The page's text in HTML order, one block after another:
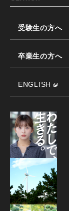
受験生の方へ
卒業生の方へ
ENGLISH